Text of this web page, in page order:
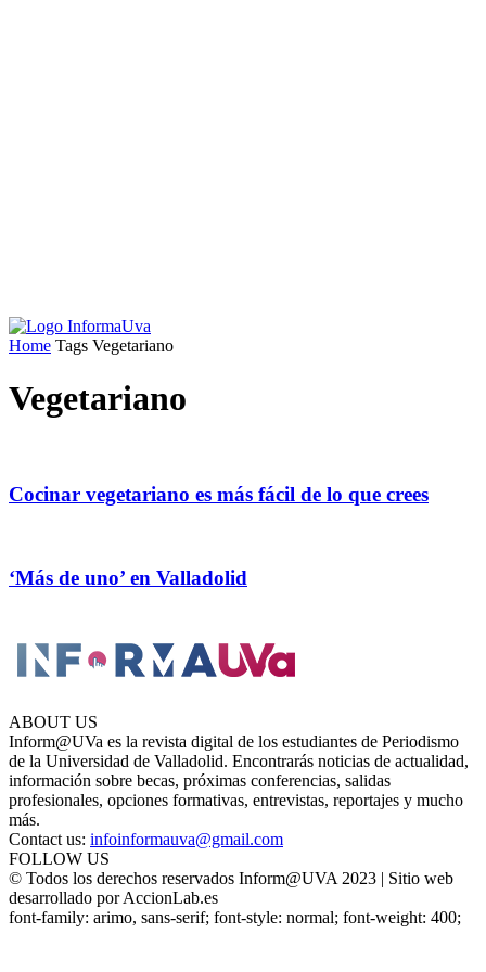
Home Tags Vegetariano
Vegetariano
Cocinar vegetariano es más fácil de lo que crees
‘Más de uno’ en Valladolid
ABOUT US
Inform@UVa es la revista digital de los estudiantes de Periodismo
de la Universidad de Valladolid. Encontrarás noticias de actualidad,
información sobre becas, próximas conferencias, salidas
profesionales, opciones formativas, entrevistas, reportajes y mucho
más.
Contact us: infoinformauva@gmail.com
FOLLOW US
© Todos los derechos reservados Inform@UVA 2023 | Sitio web
desarrollado por AccionLab.es
font-family: arimo, sans-serif; font-style: normal; font-weight: 400;